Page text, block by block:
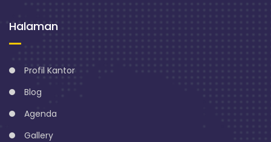
Halaman
Profil Kantor
Blog
Agenda
Gallery